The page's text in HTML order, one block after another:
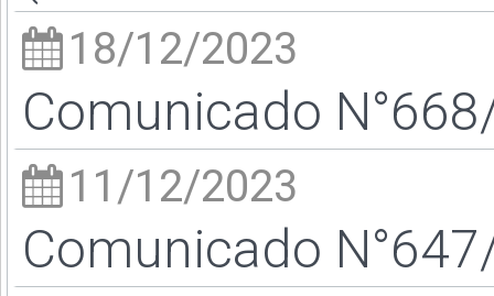
18/12/2023
Comunicado
11/12/2023
Comunicado